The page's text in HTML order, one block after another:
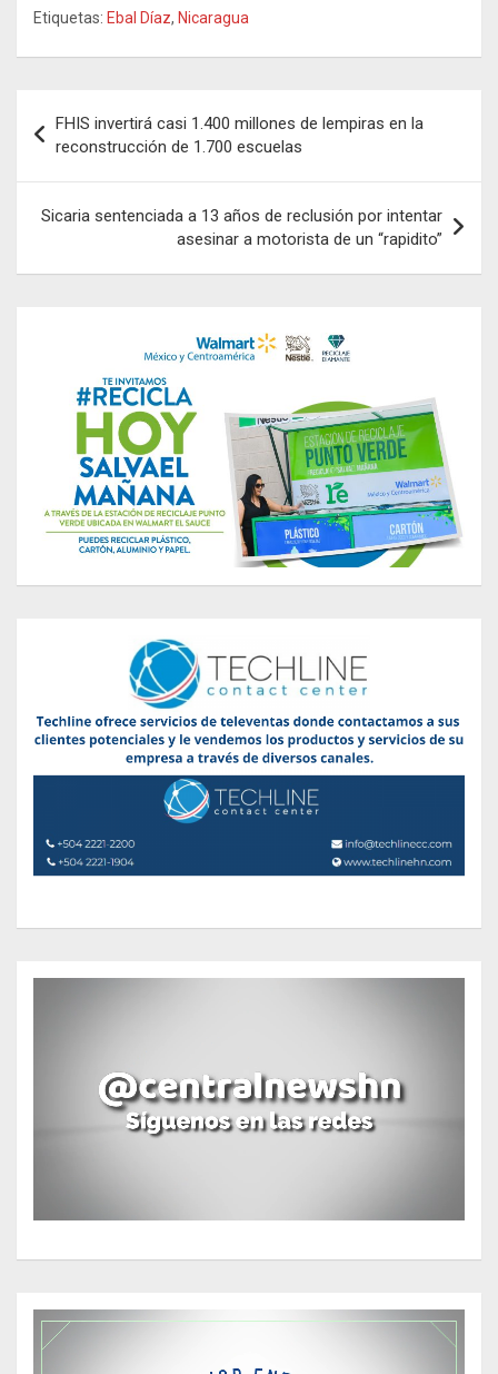
Etiquetas: Ebal Díaz, Nicaragua
de
entradas
FHIS invertirá casi 1.400 millones de lempiras en la
reconstrucción de 1.700 escuelas
Sicaria sentenciada a 13 años de reclusión por intentar
asesinar a motorista de un “rapidito”